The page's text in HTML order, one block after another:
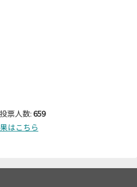
投票人数:659
はこちら